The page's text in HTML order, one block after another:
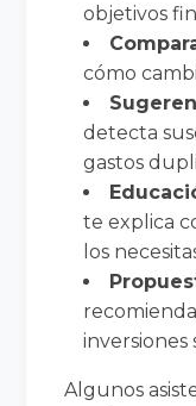
objetivos
cómo
detecta
gastos
te explica
los
Algunos